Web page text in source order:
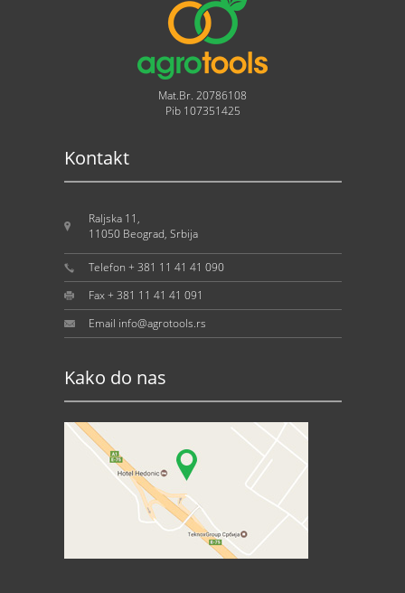
Mat.Br. 20786108
Pib 107351425
Kontakt
Raljska 11,
11050 Beograd, Srbija
Telefon + 381 11 41 41 090
Fax + 381 11 41 41 091
Email info@agrotools.rs
Kako do nas